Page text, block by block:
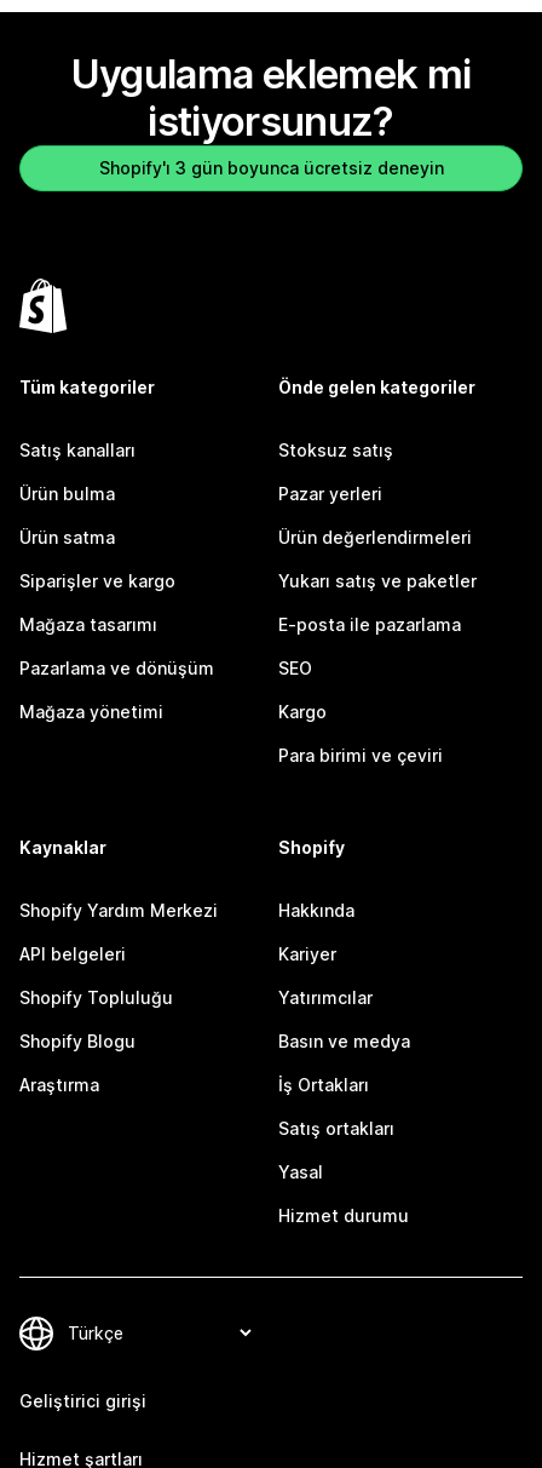
Uygulama eklemek mi
istiyorsunuz?
Shopify'ı 3 gün boyunca ücretsiz deneyin
Tüm kategoriler
Satış kanalları
Ürün bulma
Ürün satma
Siparişler ve kargo
Mağaza tasarımı
Pazarlama ve dönüşüm
Mağaza yönetimi
Önde gelen kategoriler
Stoksuz satış
Pazar yerleri
Ürün değerlendirmeleri
Yukarı satış ve paketler
E-posta ile pazarlama
SEO
Kargo
Para birimi ve çeviri
Kaynaklar
Shopify Yardım Merkezi
API belgeleri
Shopify Topluluğu
Shopify Blogu
Araştırma
Shopify
Hakkında
Kariyer
Yatırımcılar
Basın ve medya
İş Ortakları
Satış ortakları
Yasal
Hizmet durumu
Geliştirici girişi
Hizmet şartları